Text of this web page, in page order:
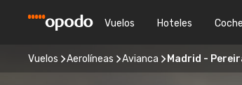
Vuelos Hoteles
Vuelos Aerolíneas Avianca Madrid -